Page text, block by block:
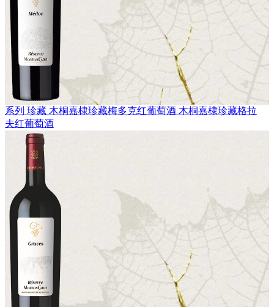
系列 珍藏 木桐嘉棣珍藏梅多克红葡萄酒 木桐嘉棣珍藏格拉
夫红葡萄酒